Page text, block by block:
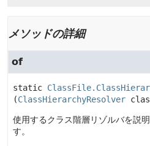
メソッドの詳細
of
static
(ClassHierarchyResolver
使用するクラス階層リゾルバを説
す。